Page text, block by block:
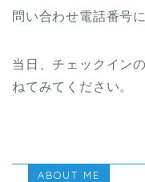
問い合わせ電話番号
当日、チェックイン
ねてみてください。
ABOUT ME